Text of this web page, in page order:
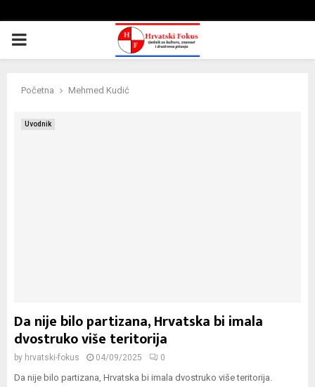
PRIMARY
Početna Mehmed Kudić
Uvodnik
Da nije bilo partizana, Hrvatska bi imala
dvostruko više teritorija
by hrvatski-fokus 04/09/2025 0
Da nije bilo partizana, Hrvatska bi imala dvostruko više teritorija.